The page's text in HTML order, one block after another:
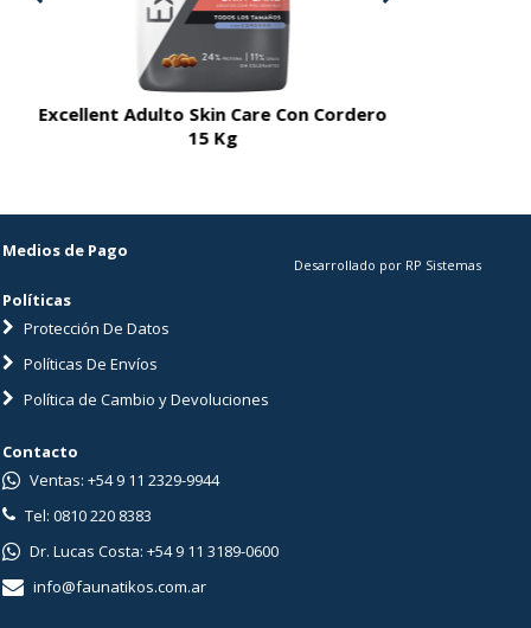
Excellent Adulto Skin Care Con Cordero
15 Kg
Medios de Pago
Políticas
Protección De Datos
Políticas De Envíos
Política de Cambio y Devoluciones
Desarrollado por RP Sistemas
Contacto
Ventas: +54 9 11 2329-9944
Tel: 0810 220 8383
Dr. Lucas Costa: +54 9 11 3189-0600
info@faunatikos.com.ar